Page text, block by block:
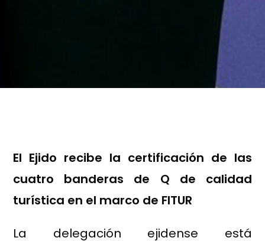
El Ejido recibe la certificación de las
cuatro banderas de Q de calidad
turística en el marco de FITUR
La delegación ejidense está